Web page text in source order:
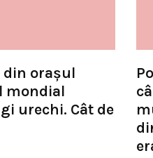
orașul
mondial
urechi. Cât de